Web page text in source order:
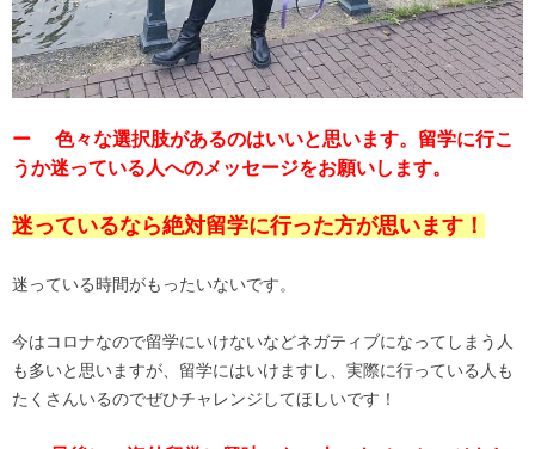
ー 色々な選択肢があるのはいいと思います。留学に行こ
うか迷っている人へのメッセージをお願いします。
迷っているなら絶対留学に行った方が思います！
迷っている時間がもったいないです。
今はコロナなので留学にいけないなどネガティブになってしまう人
も多いと思いますが、留学にはいけますし、実際に行っている人も
たくさんいるのでぜひチャレンジしてほしいです！